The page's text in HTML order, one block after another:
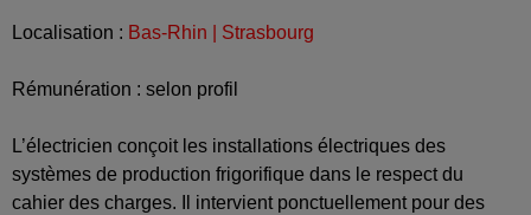
Localisation : Bas-Rhin | Strasbourg
Rémunération : selon profil
L’électricien conçoit les installations électriques des
systèmes de production frigorifique dans le respect du
cahier des charges. Il intervient ponctuellement pour des